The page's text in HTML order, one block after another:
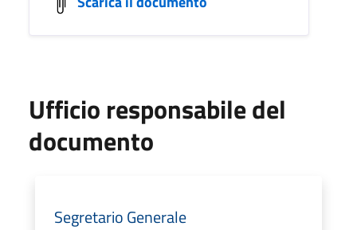
Ufficio responsabile del
documento
Segretario Generale